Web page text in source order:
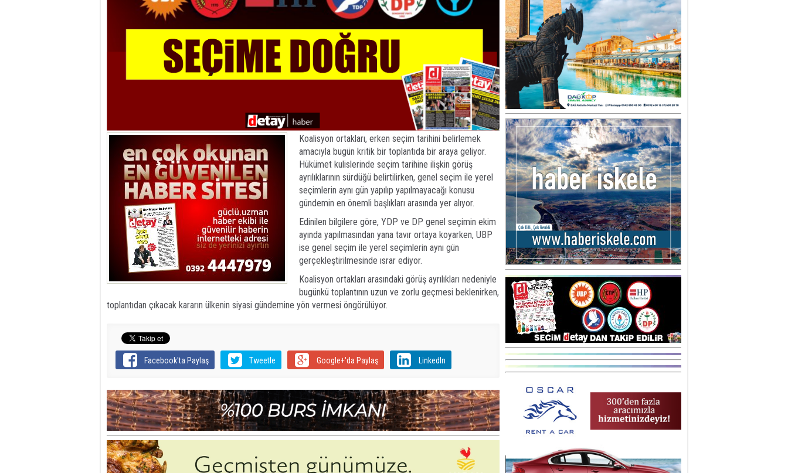
Koalisyon ortakları, erken seçim tarihini belirlemek
amacıyla bugün kritik bir toplantıda bir araya geliyor.
Hükümet kulislerinde seçim tarihine ilişkin görüş
ayrılıklarının sürdüğü belirtilirken, genel seçim ile yerel
seçimlerin aynı gün yapılıp yapılmayacağı konusu
gündemin en önemli başlıkları arasında yer alıyor.
Edinilen bilgilere göre, YDP ve DP genel seçimin ekim
ayında yapılmasından yana tavır ortaya koyarken, UBP
ise genel seçim ile yerel seçimlerin aynı gün
gerçekleştirilmesinde ısrar ediyor.
Koalisyon ortakları arasındaki görüş ayrılıkları nedeniyle
bugünkü toplantının uzun ve zorlu geçmesi beklenirken,
toplantıdan çıkacak kararın ülkenin siyasi gündemine yön vermesi öngörülüyor.
Facebook'ta Paylaş Tweetle Google+'da Paylaş LinkedIn